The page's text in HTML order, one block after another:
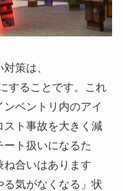
策は、
することです。これ
ベントリ内のアイ
スト事故を大きく減
ート扱いになるた
合いはあります
気がなくなる」状